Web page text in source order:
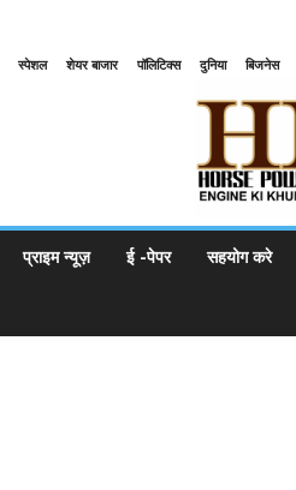
स्पेशल शेयर बाजार पॉलिटिक्स दुनिया बिजनेस
प्राइम न्यूज़ ई -पेपर सहयोग करे